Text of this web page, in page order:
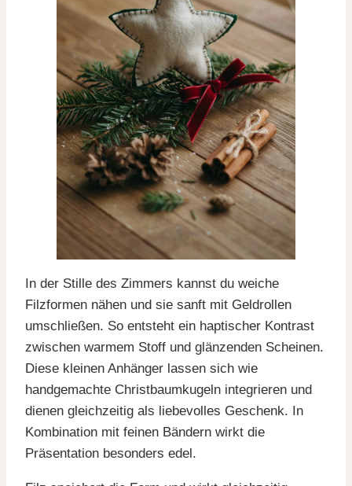
In der Stille des Zimmers kannst du weiche
Filzformen nähen und sie sanft mit Geldrollen
umschließen. So entsteht ein haptischer Kontrast
zwischen warmem Stoff und glänzenden Scheinen.
Diese kleinen Anhänger lassen sich wie
handgemachte Christbaumkugeln integrieren und
dienen gleichzeitig als liebevolles Geschenk. In
Kombination mit feinen Bändern wirkt die
Präsentation besonders edel.